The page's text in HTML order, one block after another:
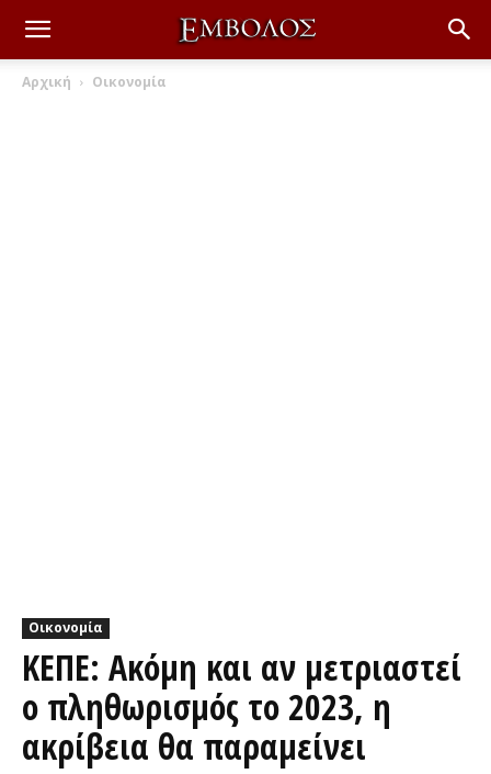
Αρχική Οικονομία
Οικονομία
ΚΕΠΕ: Ακόμη και αν μετριαστεί
ο πληθωρισμός το 2023, η
ακρίβεια θα παραμείνει